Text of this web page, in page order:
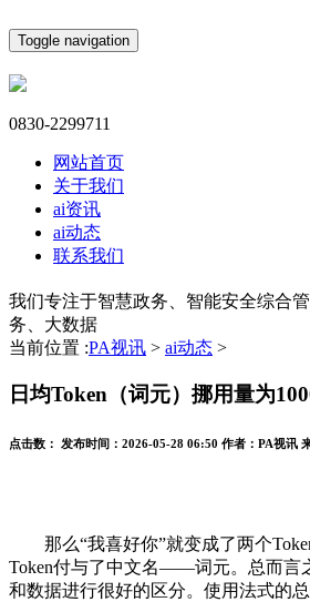
Toggle navigation
0830-2299711
网站首页
关于我们
ai资讯
ai动态
联系我们
我们专注于智慧政务、智能安全综合
务、大数据
当前位置 :PA视讯 > ai动态 >
日均Token（词元）挪用量为
点击数： 发布时间： 2026-05-28 06:50 作者： PA视讯
那么“我喜好你”就变成了两个
Token付与了中文名——词元。总而言
和数据进行很好的区分。使用法式的总